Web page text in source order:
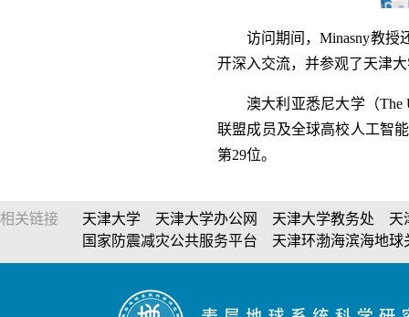
访问期间，Minasny教授
开深入交流，并参观了天津
澳大利亚悉尼大学（The
联盟成员及全球高校人工智
第29位。
相关链接 天津大学 天津大学办公网 天津大学教务处
天
国家防震减灾公共服务平台
天津环渤海滨海地